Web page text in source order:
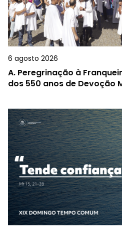
6 agosto 2026
A. Peregrinação à
dos 550 anos de Devoção